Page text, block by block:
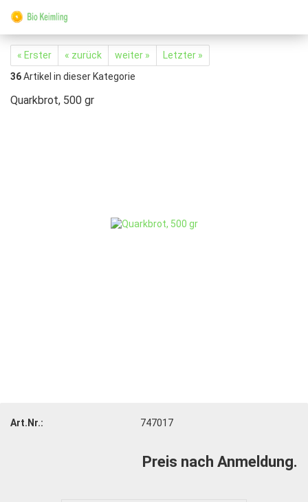
« Erster « zurück weiter »
Letzter »
36Artikel in dieser Kategorie
Quarkbrot, 500 gr
Art.Nr.: 747017
Preis nach Anmeldung.